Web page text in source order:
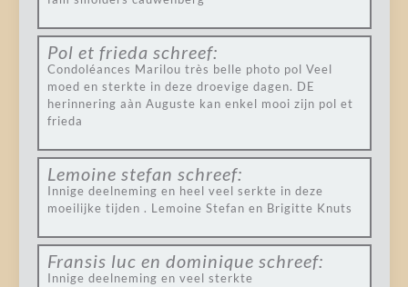
Pol et frieda schreef:
Condoléances Marilou très belle photo pol Veel
moed en sterkte in deze droevige dagen. DE
herinnering aàn Auguste kan enkel mooi zijn pol et
frieda
Lemoine stefan schreef:
Innige deelneming en heel veel serkte in deze
moeilijke tijden . Lemoine Stefan en Brigitte Knuts
Fransis luc en dominique schreef:
Innige deelneming en veel sterkte